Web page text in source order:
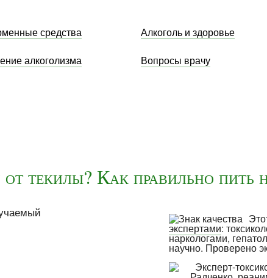
средства Алкоголь и здоровье
алкоголизма Вопросы врачу
текилы? Как правильно пить
экспертами:
наркологами,
научно. Проверено